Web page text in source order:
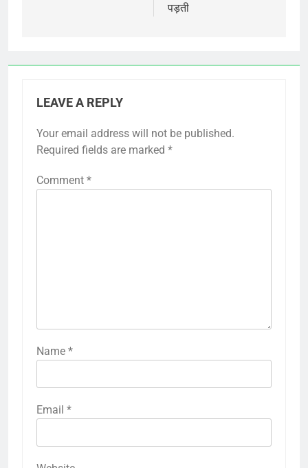
पड़ती
LEAVE A REPLY
Your email address will not be published.
Required fields are marked *
Comment *
Name *
Email *